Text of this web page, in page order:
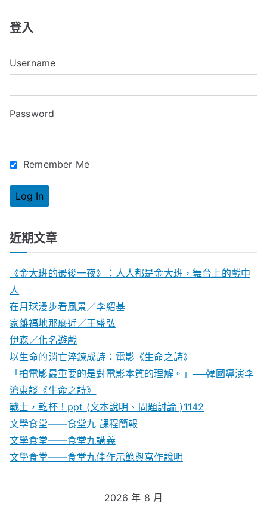
h
r
登入
Username
Password
Remember Me
近期文章
《金大班的最後一夜》：人人都是金大班，舞台上的戲中
人
在月球漫步看風景／李紹基
家離福地那麼近／王盛弘
伊森／化名遊戲
以生命的消亡淬鍊成詩：電影《生命之詩》
「拍電影最重要的是對電影本質的理解。」──韓國導演李
滄東談《生命之詩》
戰士，乾杯！ppt (文本說明、問題討論 )1142
文學食堂——食堂九 課程簡報
文學食堂――食堂九講義
文學食堂——食堂九佳作示範與寫作說明
2026 年 8 月